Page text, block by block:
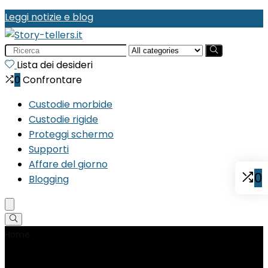
Leggi notizie e blog
Search
for:Lista dei desideri
0 Confrontare
Custodie morbide
Custodie rigide
Proteggi schermo
Supporti
Affare del giorno
Blogging
0